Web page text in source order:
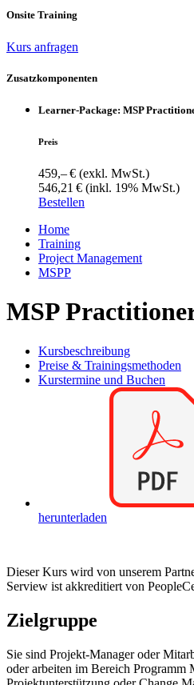
Onsite Training
Kurs anfragen
Zusatzkomponenten
Learner-Package: MSP
Preis
459,– € (exkl. MwSt.)
546,21 € (inkl. 19% MwSt.)
Bestellen
Home
Training
Project Management
MSPP
MSP
Kursbeschreibung
Preise & Trainingsmethoden
Kurstermine und Buchen
herunterladen
Dieser Kurs wird von unserem
Serview ist akkreditiert von
Zielgruppe
Sie sind Projekt-Manager oder
oder arbeiten im Bereich Programm